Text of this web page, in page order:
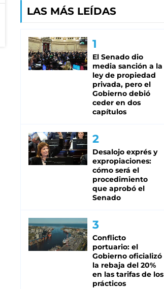
LAS MÁS LEÍDAS
El Senado dio
media sanción a la
ley de propiedad
privada, pero el
Gobierno debió
ceder en dos
capítulos
Desalojo exprés y
expropiaciones:
cómo será el
procedimiento
que aprobó el
Senado
Conflicto
portuario: el
Gobierno oficializó
la rebaja del 20%
en las tarifas de los
prácticos